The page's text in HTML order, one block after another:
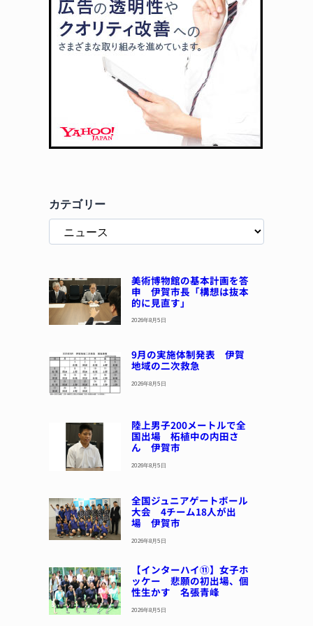
カテゴリー
美術博物館の基本計画を答
申 伊賀市長「構想は抜本
的に見直す」
2026年8月5日
9月の実施体制発表 伊賀
地域の二次救急
2026年8月5日
陸上男子200メートルで全
国出場 柘植中の内田さ
ん 伊賀市
2026年8月5日
全国ジュニアゲートボール
大会 4チーム18人が出
場 伊賀市
2026年8月5日
【インターハイ⑪】女子ホ
ッケー 悲願の初出場、個
性生かす 名張青峰
2026年8月5日